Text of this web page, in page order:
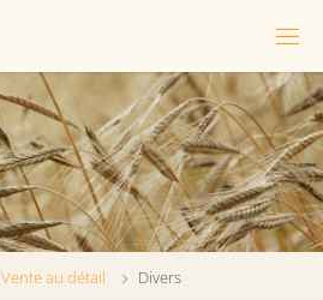
Vente au détail Divers